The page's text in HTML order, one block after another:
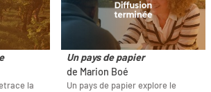
la
Un pays de papier
de Marion Boé
Un pays de papier explore le